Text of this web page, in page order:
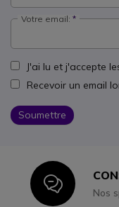
Votre email:
J'ai lu et j'accepte
Recevoir un email
Soumettre
IconNos